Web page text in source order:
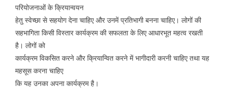
परियोजनाओं के क्रियान्वयन
हेतु स्वेच्छा से सहयोग देना चाहिए और उनमें प्रतिभागी बनना चाहिए। लोगों की
सहभागिता किसी विस्तार कार्यक्रम की सफलता के लिए आधारभूत महत्व रखती
है। लोगों को
कार्यक्रम विकसित करने और क्रियान्वित करने में भागीदारी करनी चाहिए तथा यह
महसूस करना चाहिए
कि यह उनका अपना कार्यक्रम है।